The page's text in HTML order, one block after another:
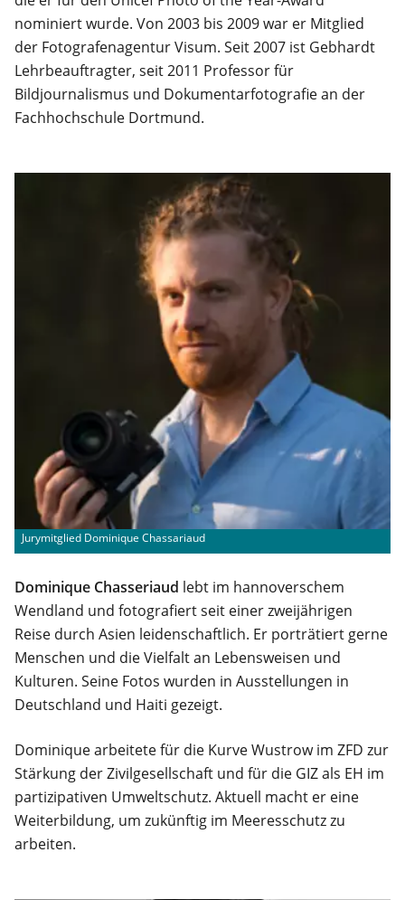
nominiert wurde. Von 2003 bis 2009 war er Mitglied
der Fotografenagentur Visum. Seit 2007 ist Gebhardt
Lehrbeauftragter, seit 2011 Professor für
Bildjournalismus und Dokumentarfotografie an der
Fachhochschule Dortmund.
Jurymitglied Dominique Chassariaud
Dominique Chasseriaud lebt im hannoverschem
Wendland und fotografiert seit einer zweijährigen
Reise durch Asien leidenschaftlich. Er porträtiert gerne
Menschen und die Vielfalt an Lebensweisen und
Kulturen. Seine Fotos wurden in Ausstellungen in
Deutschland und Haiti gezeigt.
Dominique arbeitete für die Kurve Wustrow im ZFD zur
Stärkung der Zivilgesellschaft und für die GIZ als EH im
partizipativen Umweltschutz. Aktuell macht er eine
Weiterbildung, um zukünftig im Meeresschutz zu
arbeiten.